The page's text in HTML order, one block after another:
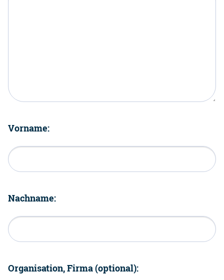
Vorname:
Nachname:
Organisation, Firma (optional):